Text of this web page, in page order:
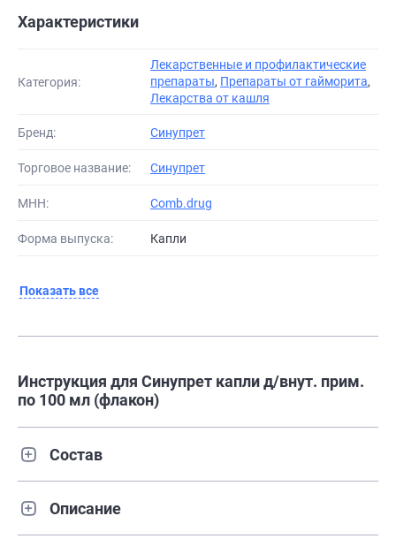
Характеристики
Категория:
Лекарственные и профилактические
препараты, Препараты от гайморита,
Лекарства от кашля
Бренд: Синупрет
Торговое название: Синупрет
МНН: Comb.drug
Форма выпуска: Капли
Показать все
Инструкция для Синупрет капли д/внут. прим.
по 100 мл (флакон)
Состав
Описание